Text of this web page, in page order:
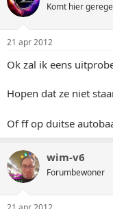
Komt hier
21 apr 2012
Ok zal ik eens
Hopen dat ze niet
Of ff op duitse
wim-v6
Forumbewoner